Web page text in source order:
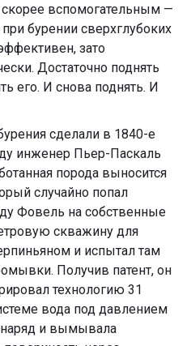
скорее вспомогательным —
бурении сверхглубоких
зато
Достаточно поднять
его. И снова поднять. И
сделали в 1840-е
инженер Пьер-Паскаль
порода выносится
случайно попал
Фовель на собственные
скважину для
и испытал там
Получив патент, он
технологию 31
вода под давлением
и вымывала